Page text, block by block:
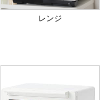
レンジ